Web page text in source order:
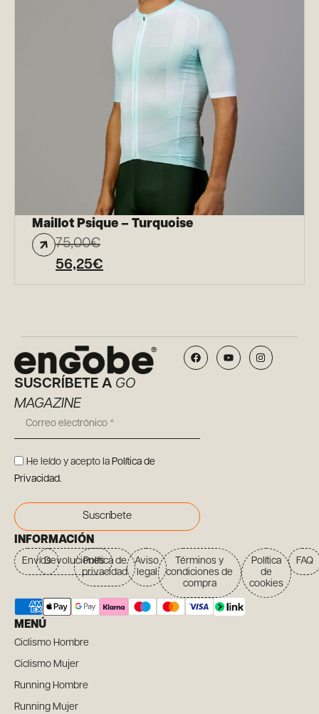
Maillot Psique – Turquoise
75,00€
56,25€
SUSCRÍBETE A GO
MAGAZINE
He leído y acepto la Política de
Privacidad.
Suscríbete
INFORMACIÓN
EnvíosDevolucionesPolítica de
privacidad
Aviso
legal
Términos y
condiciones de
compra
Política
de
cookies
FAQ
MENÚ
Ciclismo Hombre
Ciclismo Mujer
Running Hombre
Running Mujer